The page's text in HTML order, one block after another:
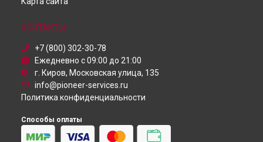
КОНТАКТЫ
+7 (800) 302-30-78
Ежедневно с 09:00 до 21:00
г. Киров, Московская улица, 135
info@pioneer-services.ru
Политика конфиденциальности
Способы оплаты